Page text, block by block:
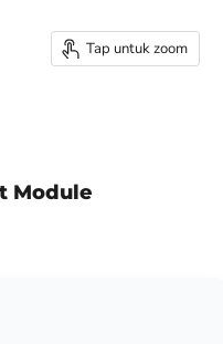
Tap untuk zoom
Module